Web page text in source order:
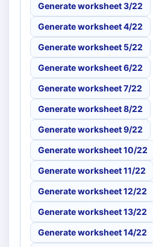
Generate worksheet 3/22
Generate worksheet 4/22
Generate worksheet 5/22
Generate worksheet 6/22
Generate worksheet 7/22
Generate worksheet 8/22
Generate worksheet 9/22
Generate worksheet 10/22
Generate worksheet 11/22
Generate worksheet 12/22
Generate worksheet 13/22
Generate worksheet 14/22